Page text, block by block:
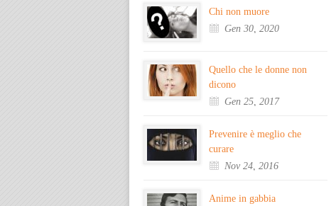
Chi non muore
Gen 30, 2020
Quello che le donne non
dicono
Gen 25, 2017
Prevenire è meglio che
curare
Nov 24, 2016
Anime in gabbia